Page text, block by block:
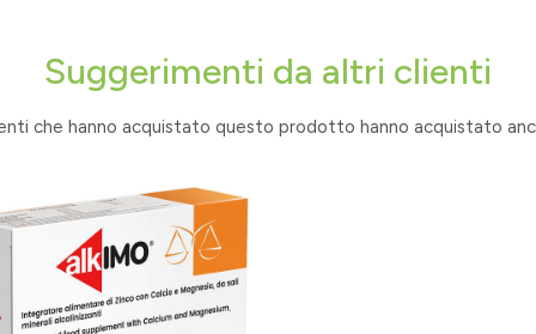
Suggerimenti da altri clienti
che hanno acquistato questo prodotto hanno acquistato